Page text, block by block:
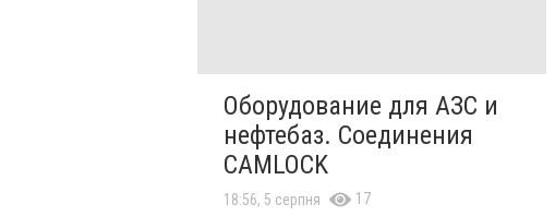
Оборудование для АЗС и
нефтебаз. Соединения
CAMLOCK
18:56, 5 серпня 17